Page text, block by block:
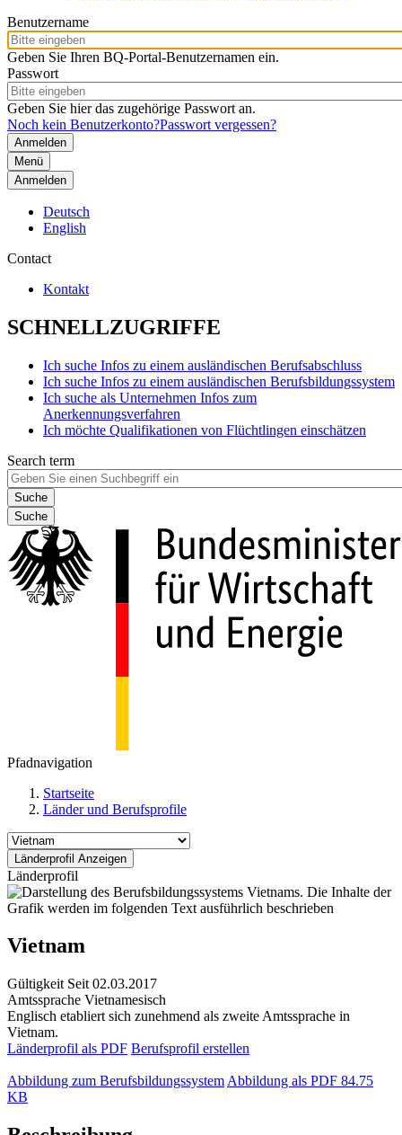
Benutzername
Geben Sie Ihren BQ-Portal-Benutzernamen ein.
Passwort
Geben Sie hier das zugehörige Passwort an.
Noch kein Benutzerkonto?Passwort vergessen?
Menü
Anmelden
Deutsch
English
Contact
Kontakt
SCHNELLZUGRIFFE
Ich suche Infos zu einem ausländischen Berufsabschluss
Ich suche Infos zu einem ausländischen Berufsbildungssystem
Ich suche als Unternehmen Infos zum
Anerkennungsverfahren
Ich möchte Qualifikationen von Flüchtlingen einschätzen
Search term
Suche
Pfadnavigation
Startseite
Länder und Berufsprofile
Länderprofil
Vietnam
Gültigkeit Seit 02.03.2017
Amtssprache Vietnamesisch
Englisch etabliert sich zunehmend als zweite Amtssprache in
Vietnam.
Länderprofil als PDF Berufsprofil erstellen
Abbildung zum Berufsbildungssystem Abbildung als PDF 84.75
KB